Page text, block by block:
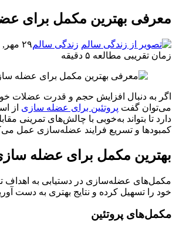
معرفی بهترین مکمل برای
زندگی سالم۲۹ مهر, ۱۴۰۳
زمان تقریبی مطالعه ۵ دقیقه
اگر به دنبال افزایش حجم و قدرت عضلات
می‌توان گفت پروتئین برای عضله سازی از
دارد تا بتواند به‌خوبی با چالش‌های تمرینی
کمبودها و تسریع فرایند عضله‌سازی عمل
بهترین مکمل برای عضله
مکمل‌های عضله‌سازی در دستیابی به اهداف
خود را تسهیل کرده و نتایج بهتری به دست
مکمل‌های پروتئین